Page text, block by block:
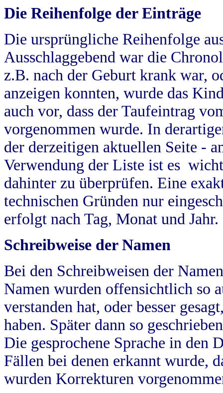
Die Reihenfolge der Einträge
Die ursprüngliche Reihenfolge
Ausschlaggebend war die
z.B. nach der Geburt krank war,
anzeigen konnten, wurde das
auch vor, dass der Taufeintrag
vorgenommen wurde. In
der derzeitigen aktuellen Seite -
Verwendung der Liste ist es
dahinter zu überprüfen. Eine
technischen Gründen nur
erfolgt nach Tag, Monat und Jahr.
Schreibweise der Namen
Bei den Schreibweisen der
Namen wurden offensichtlich so
verstanden hat, oder besser
haben. Später dann so
Die gesprochene Sprache in
Fällen bei denen erkannt wurde,
wurden Korrekturen